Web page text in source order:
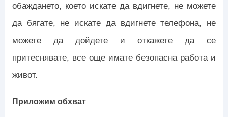
обаждането, което искате да вдигнете, не можете
да бягате, не искате да вдигнете телефона, не
можете да дойдете и откажете да се
притеснявате, все още имате безопасна работа и
живот.
Приложим обхват